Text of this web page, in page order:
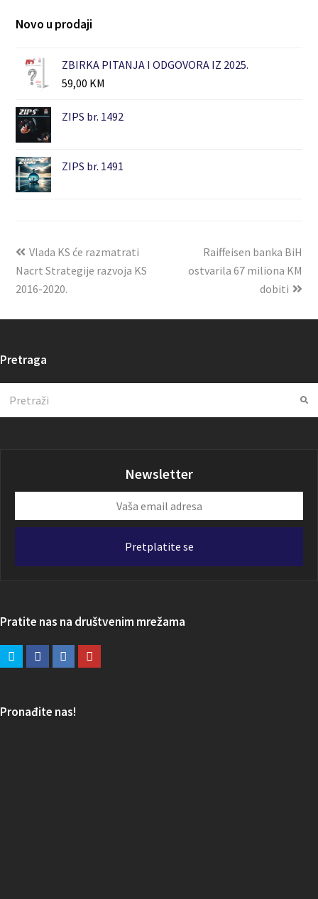
Novo u prodaji
ZBIRKA PITANJA I ODGOVORA IZ 2025.
59,00 KM
ZIPS br. 1492
ZIPS br. 1491
Vlada KS će razmatrati
Nacrt Strategije razvoja KS
2016-2020.
Raiffeisen banka BiH
ostvarila 67 miliona KM
dobiti
Pretraga
Newsletter
email
Pretplatite se
Pratite nas na društvenim mrežama
Pronađite nas!